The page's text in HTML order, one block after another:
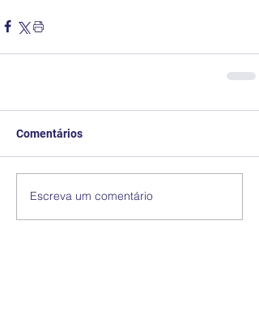
Comentários
Escreva um comentário